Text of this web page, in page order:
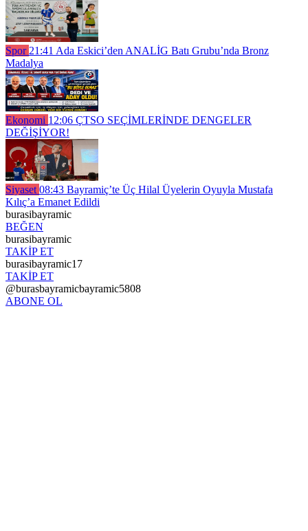
Spor 21:41 Ada Eskici’den ANALİG Batı Grubu’nda Bronz
Madalya
Ekonomi 12:06 ÇTSO SEÇİMLERİNDE DENGELER
DEĞİŞİYOR!
Siyaset 08:43 Bayramiç’te Üç Hilal Üyelerin Oyuyla Mustafa
Kılıç’a Emanet Edildi
burasibayramic
BEĞEN
burasibayramic
TAKİP ET
burasibayramic17
TAKİP ET
@burasbayramicbayramic5808
ABONE OL